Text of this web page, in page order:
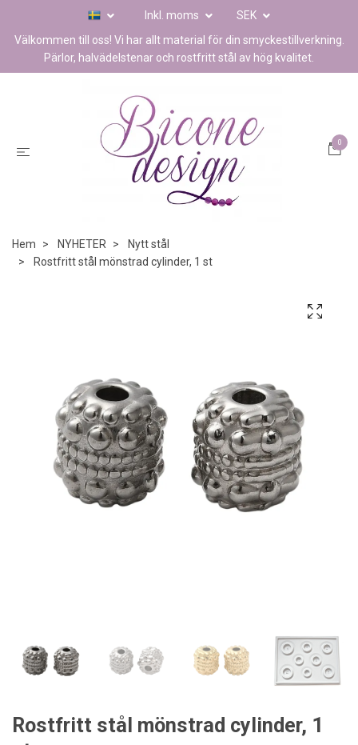
Inkl. moms
SEK
Välkommen till oss! Vi har allt material för din smyckestillverkning.
Pärlor, halvädelstenar och rostfritt stål av hög kvalitet.
0
Hem NYHETER
Nytt stål
Rostfritt stål mönstrad cylinder, 1 st
Rostfritt stål mönstrad cylinder, 1